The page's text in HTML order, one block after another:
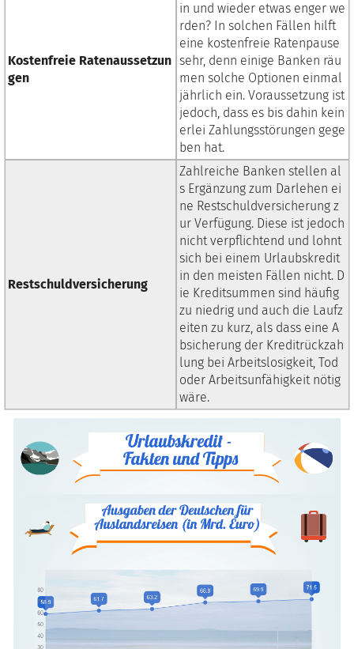
Kostenfreie Ratenaussetzun
gen
in und wieder etwas enger we
rden? In solchen Fällen hilft
eine kostenfreie Ratenpause
sehr, denn einige Banken räu
men solche Optionen einmal
jährlich ein. Voraussetzung ist
jedoch, dass es bis dahin kein
erlei Zahlungsstörungen gege
ben hat.
Restschuldversicherung
Zahlreiche Banken stellen al
s Ergänzung zum Darlehen ei
ne Restschuldversicherung z
ur Verfügung. Diese ist jedoch
nicht verpflichtend und lohnt
sich bei einem Urlaubskredit
in den meisten Fällen nicht. D
ie Kreditsummen sind häufig
zu niedrig und auch die Laufz
eiten zu kurz, als dass eine A
bsicherung der Kreditrückzah
lung bei Arbeitslosigkeit, Tod
oder Arbeitsunfähigkeit nötig
wäre.